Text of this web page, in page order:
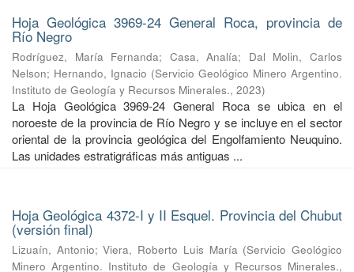
Hoja Geológica 3969-24 General Roca, provincia de
Río Negro
Rodríguez, María Fernanda; Casa, Analía; Dal Molin, Carlos
Nelson; Hernando, Ignacio (Servicio Geológico Minero Argentino.
Instituto de Geología y Recursos Minerales., 2023)
La Hoja Geológica 3969-24 General Roca se ubica en el
noroeste de la provincia de Río Negro y se incluye en el sector
oriental de la provincia geológica del Engolfamiento Neuquino.
Las unidades estratigráficas más antiguas ...
Hoja Geológica 4372-I y II Esquel. Provincia del Chubut
(versión final)
Lizuaín, Antonio;Viera, Roberto Luis María (Servicio Geológico
Minero Argentino. Instituto de Geología y Recursos Minerales.,